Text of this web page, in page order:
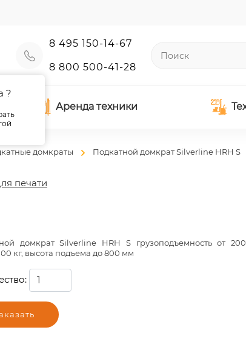
?
8 495 150-14-67
8 800 500-41-28
Аренда техники
домкраты Подкатной домкрат Silverline HRH S
печати
домкрат Silverline HRH S грузоподъемность от
кг, высота подъема до 800 мм